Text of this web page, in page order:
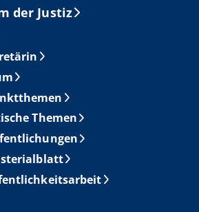
der Justiz
Themen